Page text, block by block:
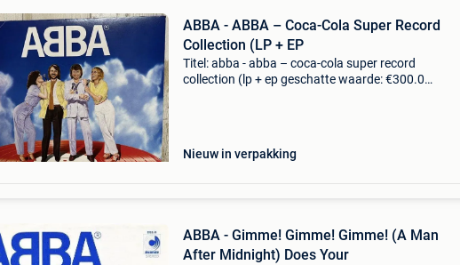
ABBA - ABBA – Coca-Cola Super Record
Collection (LP + EP
Titel: abba - abba – coca-cola super record
collection (lp + ep geschatte waarde: €300.0
Nieuw in verpakking
ABBA - Gimme! Gimme! Gimme! (A Man
After Midnight) Does Your